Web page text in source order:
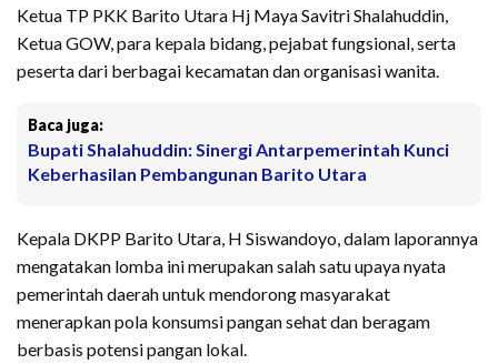
Ketua TP PKK Barito Utara Hj Maya Savitri Shalahuddin,
Ketua GOW, para kepala bidang, pejabat fungsional, serta
peserta dari berbagai kecamatan dan organisasi wanita.
Baca juga:
Bupati Shalahuddin: Sinergi Antarpemerintah Kunci
Keberhasilan Pembangunan Barito Utara
Kepala DKPP Barito Utara, H Siswandoyo, dalam laporannya
mengatakan lomba ini merupakan salah satu upaya nyata
pemerintah daerah untuk mendorong masyarakat
menerapkan pola konsumsi pangan sehat dan beragam
berbasis potensi pangan lokal.